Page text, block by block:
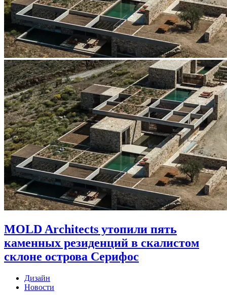
MOLD Architects утопили пять
каменных резиденций в скалистом
склоне острова Серифос
Дизайн
Новости